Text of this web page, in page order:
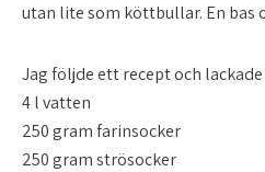
utan lite som köttbullar. En bas
Jag följde ett recept och
4 l vatten
250 gram farinsocker
250 gram strösocker